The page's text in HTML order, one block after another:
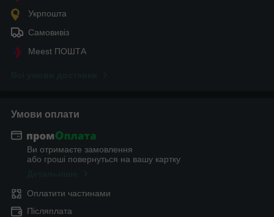
Укрпошта
Самовивіз
Meest ПОШТА
Умови оплати
Ви отримаєте замовлення
або гроші повернуться на вашу картку
Оплатити частинами
Післяплата